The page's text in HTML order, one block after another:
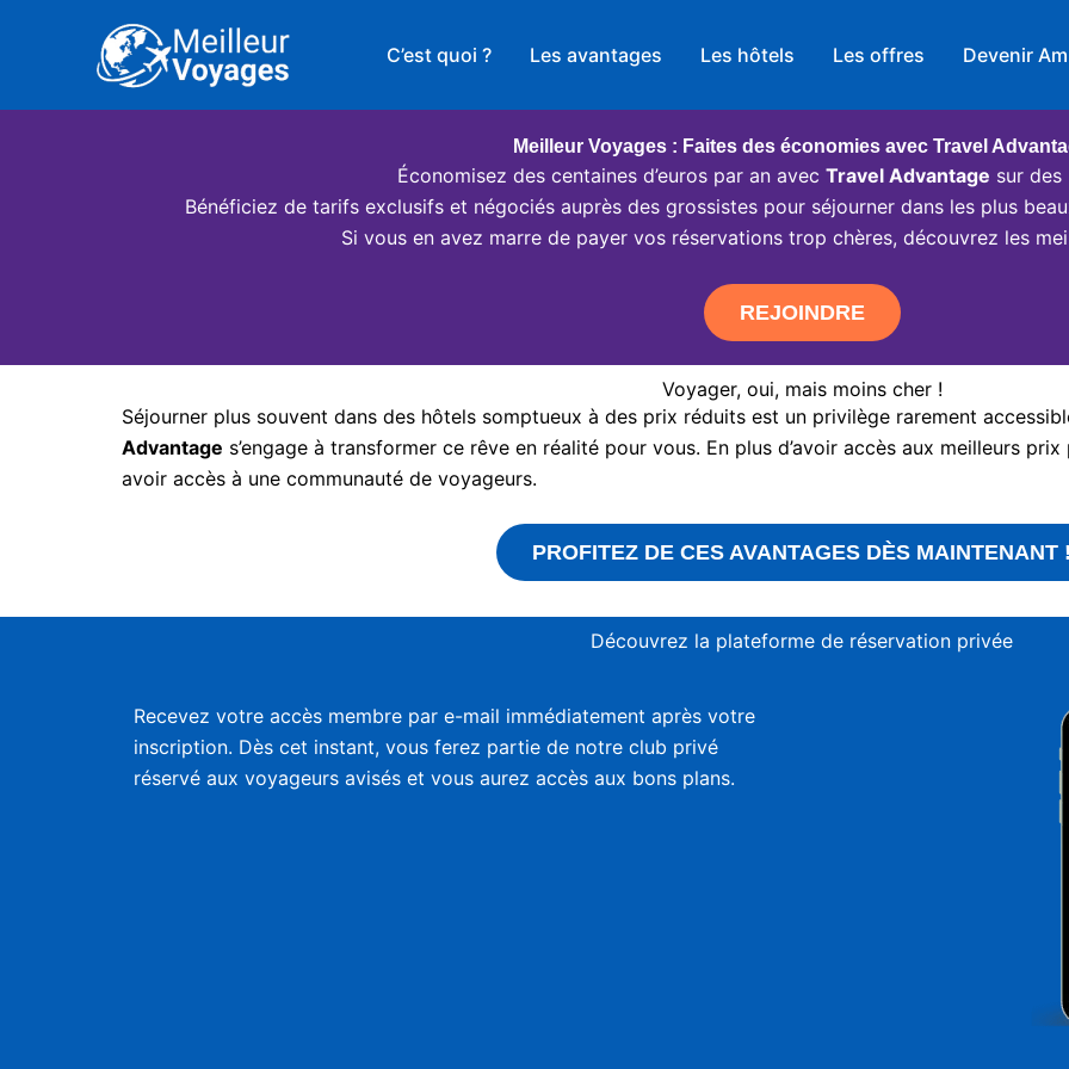
C’est quoi ? Les avantages Les hôtels Les offres Devenir
Meilleur Voyages : Faites des économies avec Travel
Économisez des centaines d’euros par an avec Travel Advantage sur des
Bénéficiez de tarifs exclusifs et négociés auprès des grossistes pour séjourner dans les plus
Si vous en avez marre de payer vos réservations trop chères, découvrez les
REJOINDRE
Voyager, oui, mais moins cher !
Séjourner plus souvent dans des hôtels somptueux à des prix réduits est un privilège rarement
Advantage s’engage à transformer ce rêve en réalité pour vous. En plus d’avoir accès aux meilleurs
avoir accès à une communauté de voyageurs.
PROFITEZ DE CES AVANTAGES DÈS MAINTENANT
Découvrez la plateforme de réservation privée
Recevez votre accès membre par e-mail immédiatement après votre
inscription. Dès cet instant, vous ferez partie de notre club privé
réservé aux voyageurs avisés et vous aurez accès aux bons plans.